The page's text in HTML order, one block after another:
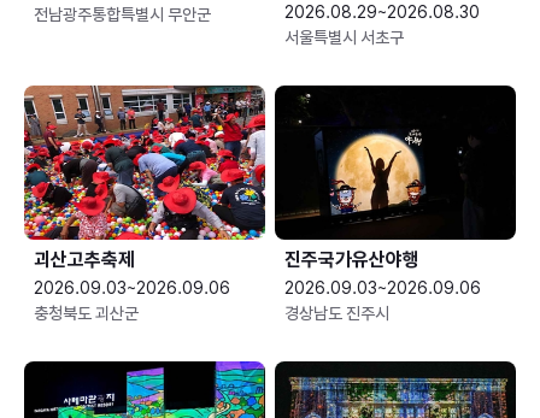
전남광주통합특별시 무안군
2026.08.29~2026.08.30
서울특별시 서초구
괴산고추축제
2026.09.03~2026.09.06
충청북도 괴산군
진주국가유산야행
2026.09.03~2026.09.06
경상남도 진주시